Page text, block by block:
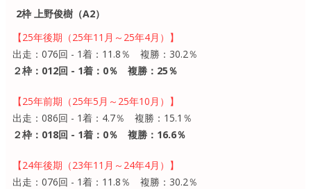
2枠 上野俊樹（A2）
【25年後期（25年11月～25年4月）】
出走：076回 - 1着：11.8％ 複勝：30.2％
２枠：012回 - 1着：0％ 複勝：25％
【25年前期（25年5月～25年10月）】
出走：086回 - 1着：4.7％ 複勝：15.1％
２枠：018回 - 1着：0％ 複勝：16.6％
【24年後期（23年11月～24年4月）】
出走：076回 - 1着：11.8％ 複勝：30.2％